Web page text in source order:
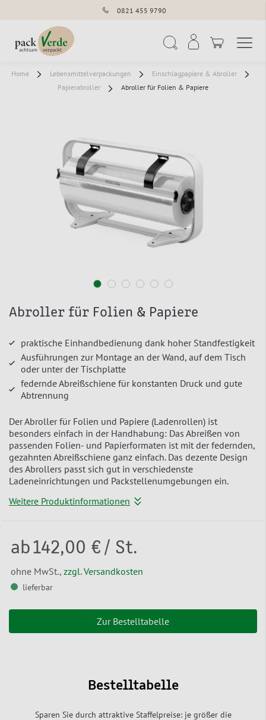
0821 455 9790
Home Lebensmittelverpackungen
Einschlagpapiere & Abroller
Papierabroller
Abroller für Folien & Papiere
Abroller für Folien & Papiere
praktische Einhandbedienung dank hoher Standfestigkeit
Ausführungen zur Montage an der Wand, auf dem Tisch
oder unter der Tischplatte
federnde Abreißschiene für konstanten Druck und gute
Abtrennung
Der Abroller für Folien und Papiere (Ladenrollen) ist
besonders einfach in der Handhabung: Das Abreißen von
passenden Folien- und Papierformaten ist mit der federnden,
gezahnten Abreißschiene ganz einfach. Das dezente Design
des Abrollers passt sich gut in verschiedenste
Ladeneinrichtungen und Packstellenumgebungen ein.
Weitere Produktinformationen
ab142,00 € / St.
ohne MwSt., zzgl. Versandkosten
lieferbar
Zur Bestelltabelle
Bestelltabelle
Sparen Sie durch attraktive Staffelpreise: je größer die